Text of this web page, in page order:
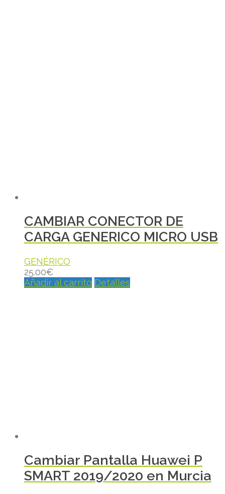
CAMBIAR CONECTOR DE
CARGA GENERICO MICRO USB
GENÉRICO
25.00€
Añadir al carrito Detalles
Cambiar Pantalla Huawei P
SMART 2019/2020 en Murcia